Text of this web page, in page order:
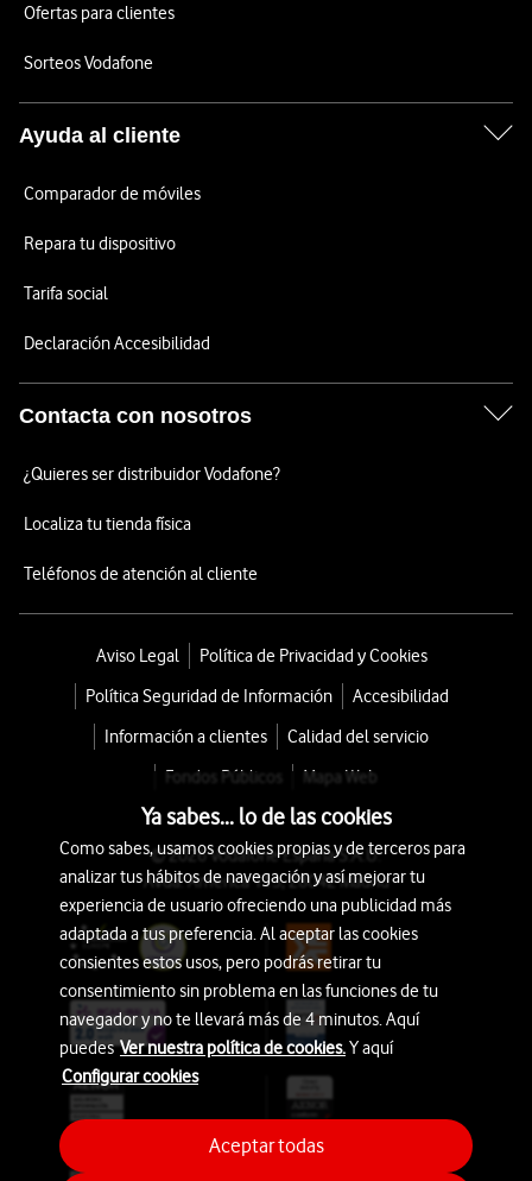
Ofertas para clientes
Sorteos Vodafone
Ayuda al cliente
Comparador de móviles
Repara tu dispositivo
Tarifa social
Declaración Accesibilidad
Contacta con nosotros
¿Quieres ser distribuidor Vodafone?
Localiza tu tienda física
Teléfonos de atención al cliente
Aviso Legal
Política de Privacidad y Cookies
Política Seguridad de Información
Accesibilidad
Información a clientes
Calidad del servicio
Fondos Públicos
Mapa Web
© 2026 Vodafone España S.A.U.
Avda. América 115, 28042 Madrid
Ya sabes... lo de las cookies
Como sabes, usamos cookies propias y de terceros para
analizar tus hábitos de navegación y así mejorar tu
experiencia de usuario ofreciendo una publicidad más
adaptada a tus preferencia. Al aceptar las cookies
consientes estos usos, pero podrás retirar tu
consentimiento sin problema en las funciones de tu
navegador y no te llevará más de 4 minutos. Aquí
puedesVer nuestra política de cookies.Y aquí
Configurar cookies
Aceptar todas